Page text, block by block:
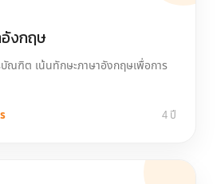
งกฤษ
ณฑิต เน้นทักษะภาษาอังกฤษเพื่อการ
4 ปี